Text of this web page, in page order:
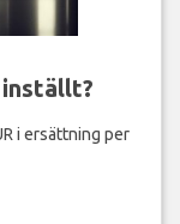
i ersättning per